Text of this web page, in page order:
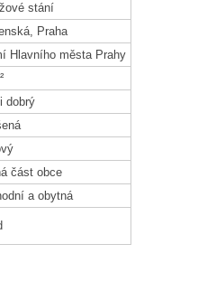
stání
Praha
Hlavního města Prahy
dobrý
část obce
a obytná